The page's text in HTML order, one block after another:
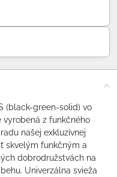
(black-green-solid) vo
z funkčného
našej exkluzívnej
skvelým funkčným a
dobrodružstvách na
Univerzálna svieža